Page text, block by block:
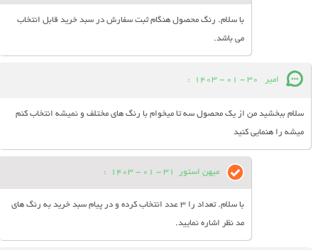
با سلام. رنگ محصول هنگام ثبت سفارش در سبد خرید قابل انتخاب
می باشد.
امیر 30 - 01 - 1403
:
سلام ببخشید من از یک محصول سه تا میخوام با رنگ های مختلف و نمیشه انتخاب کنم
میشه را هنمایی کنید
میهن استور 31 - 01 - 1403
:
با سلام. تعداد را 3 عدد انتخاب کرده و در پیام سبد خرید به رنگ های
مد نظر اشاره نمایید.